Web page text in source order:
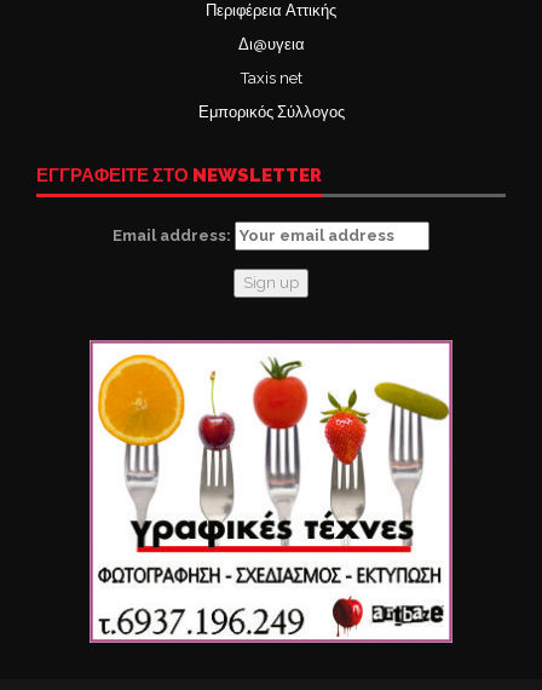
Περιφέρεια Αττικής
Δι@υγεια
Taxis net
Εμπορικός Σύλλογος
ΕΓΓΡΑΦΕΙΤΕ ΣΤΟ NEWSLETTER
Email address: